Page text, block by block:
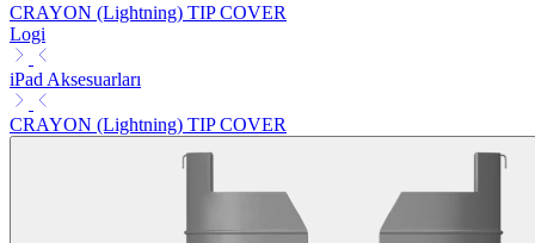
CRAYON (Lightning) TIP COVER
Logi
iPad Aksesuarları
CRAYON (Lightning) TIP COVER